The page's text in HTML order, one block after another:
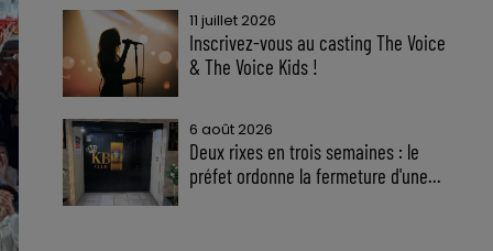
11 juillet 2026
Inscrivez-vous au casting The Voice
& The Voice Kids !
6 août 2026
Deux rixes en trois semaines : le
préfet ordonne la fermeture d'une...